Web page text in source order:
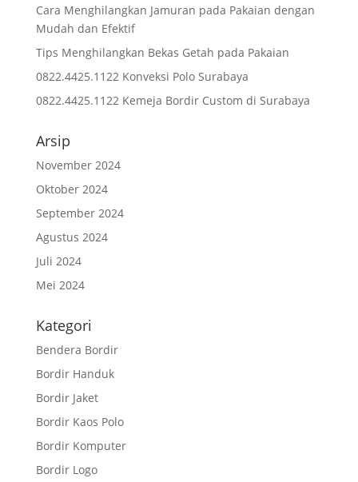
Cara Menghilangkan Jamuran pada Pakaian dengan
Mudah dan Efektif
Tips Menghilangkan Bekas Getah pada Pakaian
0822.4425.1122 Konveksi Polo Surabaya
0822.4425.1122 Kemeja Bordir Custom di Surabaya
Arsip
November 2024
Oktober 2024
September 2024
Agustus 2024
Juli 2024
Mei 2024
Kategori
Bendera Bordir
Bordir Handuk
Bordir Jaket
Bordir Kaos Polo
Bordir Komputer
Bordir Logo